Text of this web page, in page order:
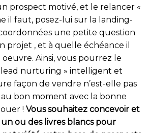
prospect motivé, et le relancer «
il faut, posez-lui sur la landing-
une petite question
projet , et à quelle échéance il
oeuvre. Ainsi, vous pourrez le
nurturing » intelligent et
façon de vendre n’est-elle pas
bon moment avec la bonne
! Vous souhaitez concevoir et
ou des livres blancs pour